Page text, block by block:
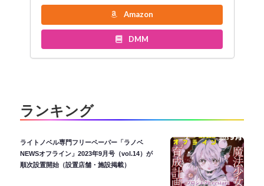
Amazon
DMM
ランキング
ライトノベル専門フリーペーパー「ラノベ
NEWSオフライン」2023年9月号（vol.14）が
順次設置開始（設置店舗・施設掲載）